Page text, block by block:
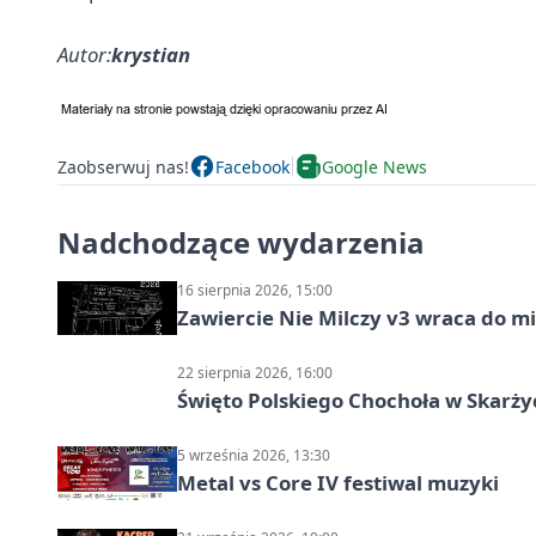
Autor:krystian
Zaobserwuj nas! Facebook Google News
Nadchodzące wydarzenia
16 sierpnia 2026, 15:00
Zawiercie Nie Milczy v3 wraca do
22 sierpnia 2026, 16:00
Święto Polskiego Chochoła w
5 września 2026, 13:30
Metal vs Core IV festiwal muzyki